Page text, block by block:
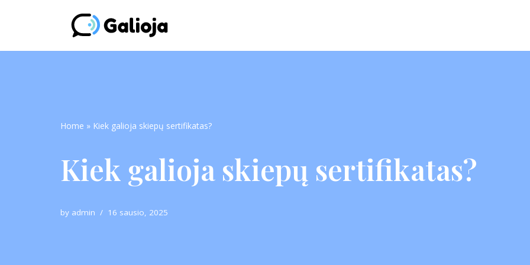
Home » Kiek galioja skiepų sertifikatas?
Kiek galioja skiepų sertifikatas?
by admin 16 sausio, 2025